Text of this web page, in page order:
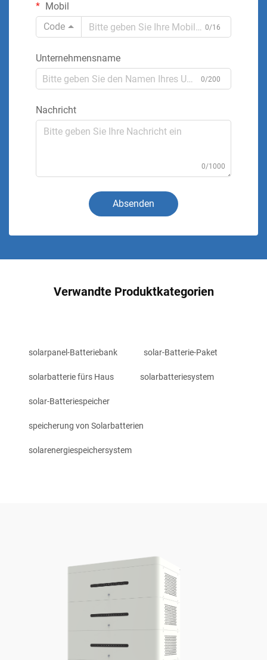
Mobil
Code
0/16
Unternehmensname
0/200
Nachricht
0/1000
Absenden
Verwandte Produktkategorien
solarpanel-Batteriebank solar-Batterie-Paket
solarbatterie fürs Haus solarbatteriesystem
solar-Batteriespeicher
speicherung von Solarbatterien
solarenergiespeichersystem